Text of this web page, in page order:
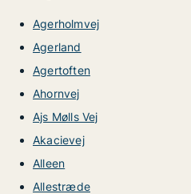
Agerholmvej
Agerland
Agertoften
Ahornvej
Ajs Mølls Vej
Akacievej
Alleen
Allestræde